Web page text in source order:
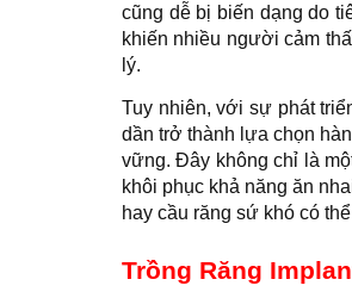
cũng dễ bị biến dạng do
khiến nhiều người cảm
lý.
Tuy nhiên, với sự phát
dần trở thành lựa chọn
vững. Đây không chỉ là
khôi phục khả năng ăn
hay cầu răng sứ khó có
Trồng Răng